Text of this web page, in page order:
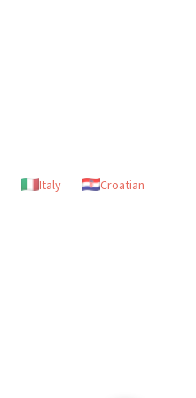
Italy
Croatian